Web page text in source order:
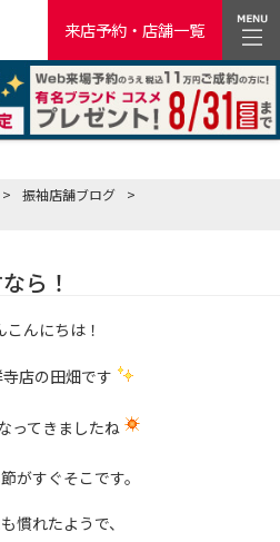
来店予約・店舗一覧
> 振袖店舗ブログ
>
ら！
こんにちは！
店の田畑です
ってきましたね
がすぐそこです。
慣れたようで、